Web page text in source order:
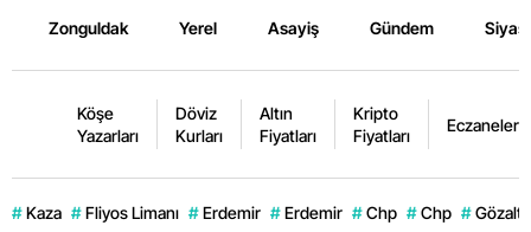
Zonguldak Yerel Asayiş Gündem
Köşe
Yazarları
Döviz
Kurları
Altın
Fiyatları
Kripto
Fiyatları
Eczaneler
# Kaza # Fliyos Limanı # Erdemir # Erdemir # Chp # Chp # Gözaltı